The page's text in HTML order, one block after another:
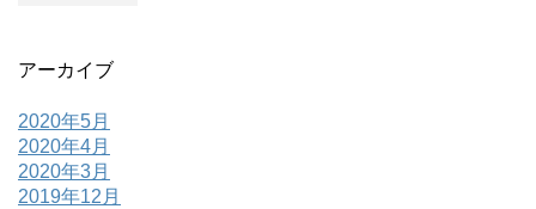
アーカイブ
2020年5月
2020年4月
2020年3月
2019年12月